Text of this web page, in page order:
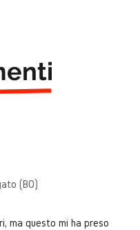
(BO)
ma questo mi ha preso